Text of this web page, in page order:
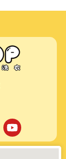
Y
o
u